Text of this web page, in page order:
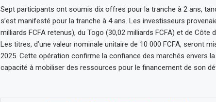
Sept participants ont soumis dix offres pour la tranche à 2 ans,
s’est manifesté pour la tranche à 4 ans. Les investisseurs
milliards FCFA retenus), du Togo (30,02 milliards FCFA) et de Côte
Les titres, d’une valeur nominale unitaire de 10 000 FCFA, seront
2025. Cette opération confirme la confiance des marchés envers
capacité à mobiliser des ressources pour le financement de son